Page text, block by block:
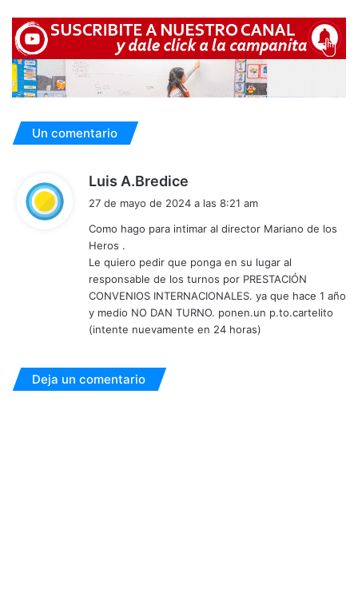
Un comentario
Luis A.Bredice
e
27 de mayo de 2024 a las 8:21 am
Como hago para intimar al director Mariano de los
Heros .
Le quiero pedir que ponga en su lugar al
responsable de los turnos por PRESTACIÓN
CONVENIOS INTERNACIONALES. ya que hace 1 año
y medio NO DAN TURNO. ponen.un p.to.cartelito
(intente nuevamente en 24 horas)
Deja un comentario